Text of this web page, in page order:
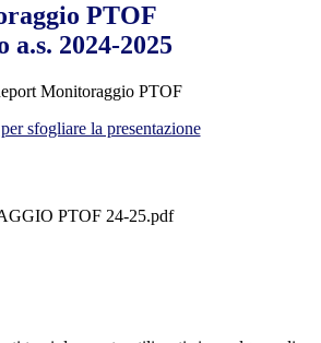
PTOF
a.s. 2024-2025
sfogliare la presentazione
PTOF 24-25.pdf